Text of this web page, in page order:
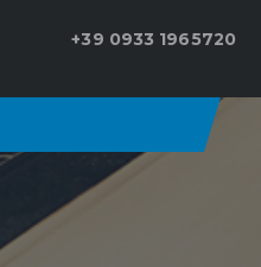
+39 0933 1965720